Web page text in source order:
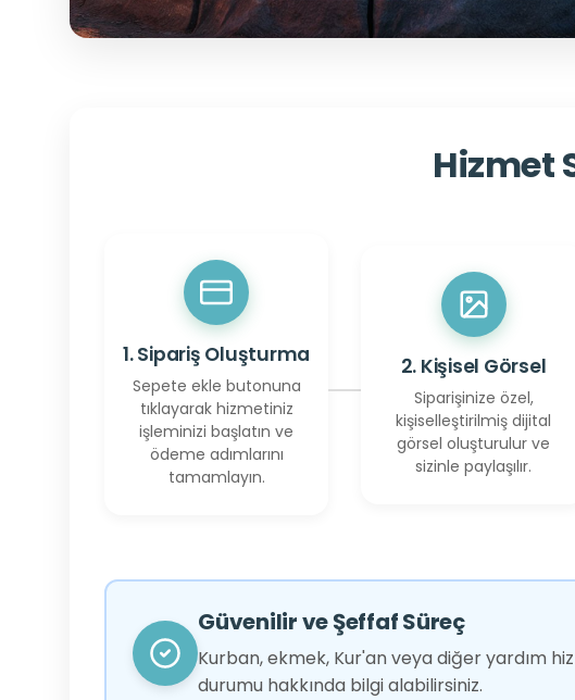
Hizmet
1. Sipariş Oluşturma
Sepete ekle butonuna
tıklayarak hizmetiniz
işleminizi başlatın ve
ödeme adımlarını
tamamlayın.
2. Kişisel Görsel
Siparişinize özel,
kişiselleştirilmiş dijital
görsel oluşturulur ve
sizinle paylaşılır.
Güvenilir ve Şeffaf Süreç
Kurban, ekmek, Kur'an veya diğer yardım
durumu hakkında bilgi alabilirsiniz.